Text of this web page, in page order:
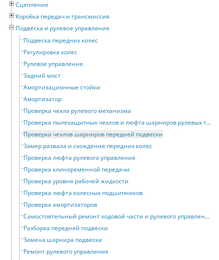
Сцепление
Коробка передач и трансмиссия
Подвеска и рулевое управление
Подвеска передних колес
Регулировка колес
Рулевое управление
Задний мост
Амортизационные стойки
Амортизатор
Проверка чехла рулевого механизма
Проверка пылезащитных чехлов и люфта шарниров рулевых тяг
Проверка чехлов шарниров передней подвески
Замер развала и схождения передних колес
Проверка люфта рулевого управления
Проверка клиноременной передачи
Проверка уровня рабочей жидкости
Проверка люфта колесных подшипников
Проверка амортизаторов
Самостоятельный ремонт ходовой части и рулевого управления
Разборка передней подвески
Замена шарнира подвески
Ремонт рулевого управления